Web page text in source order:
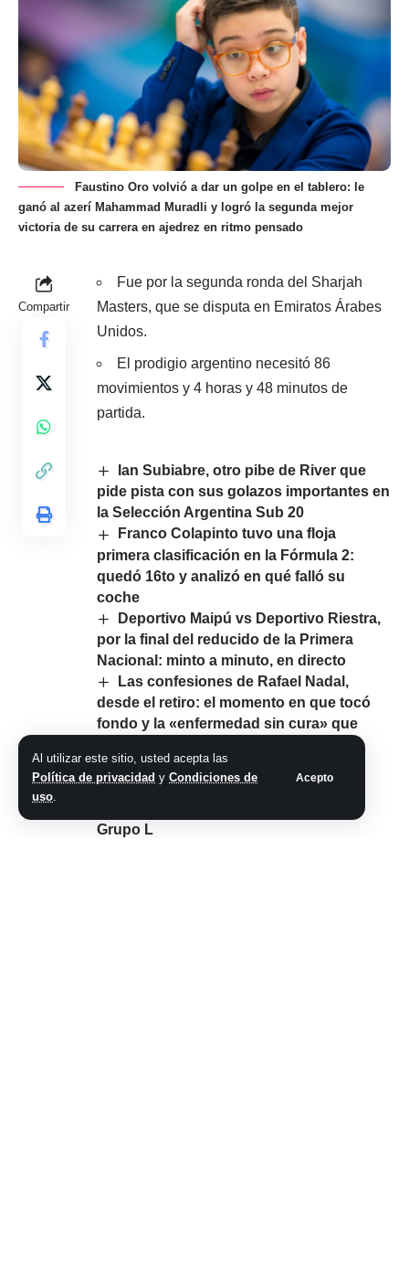
Al utilizar este sitio, usted acepta las
Política de privacidad y Condiciones de
uso.
Acepto
Faustino Oro volvió a dar un golpe en el tablero: le
ganó al azerí Mahammad Muradli y logró la segunda mejor
victoria de su carrera en ajedrez en ritmo pensado
Compartir
Fue por la segunda ronda del Sharjah
Masters, que se disputa en Emiratos Árabes
Unidos.
El prodigio argentino necesitó 86
movimientos y 4 horas y 48 minutos de
partida.
Ian Subiabre, otro pibe de River que
pide pista con sus golazos importantes en
la Selección Argentina Sub 20
Franco Colapinto tuvo una floja
primera clasificación en la Fórmula 2:
quedó 16to y analizó en qué falló su
coche
Deportivo Maipú vs Deportivo Riestra,
por la final del reducido de la Primera
Nacional: minto a minuto, en directo
Las confesiones de Rafael Nadal,
desde el retiro: el momento en que tocó
fondo y la «enfermedad sin cura» que
Panamá vs Croacia, por el Mundial
2026, EN VIVO: a qué hora juegan,
Grupo L